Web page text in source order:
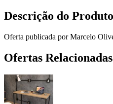
Descrição do Produto
Oferta publicada por Marcelo
Ofertas Relacionadas